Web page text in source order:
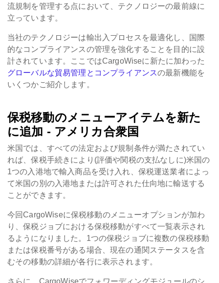
流規制を管理する点において、テクノロジーの最前線に
立っています。
当社のテクノロジーは輸出入プロセスを最適化し、国際
的なコンプライアンスの管理を強化することを目的に設
計されています。ここではCargoWiseに新たに加わった
グローバルな貿易管理とコンプライアンスの最新機能を
いくつかご紹介します。
保税移動のメニューアイテムを新た
に追加 - アメリカ合衆国
米国では、すべての法定および規制条件が満たされてい
れば、保税手続きにより(評価や関税の支払なしに)米国の
1つの入港地で輸入商品を受け入れ、保税運送業者によっ
て米国の別の入港地または許可された仕向地に輸送する
ことができます。
今回CargoWiseに保税移動のメニューオプションが加わ
り、保税ジョブにおける保税移動がすべて一覧表示され
るようになりました。1つの保税ジョブに複数の保税移動
または保税番号がある場合、現在の通関ステータスを含
むその移動の詳細が各行に表示されます。